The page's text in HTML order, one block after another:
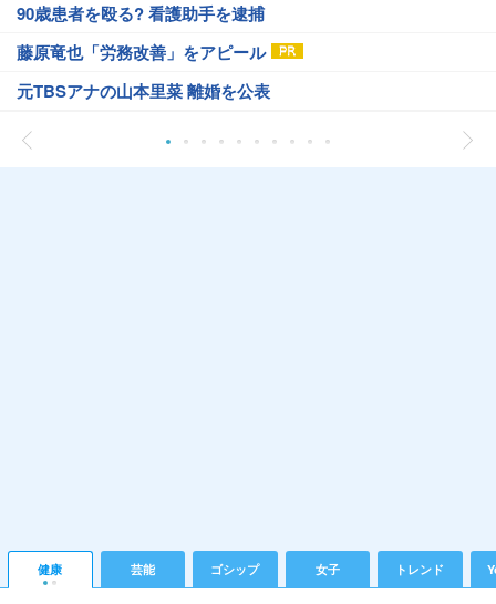
90歳患者を殴る? 看護助手を逮捕
藤原竜也「労務改善」をアピール
元TBSアナの山本里菜 離婚を公表
健康 芸能 ゴシップ 女子 トレンド